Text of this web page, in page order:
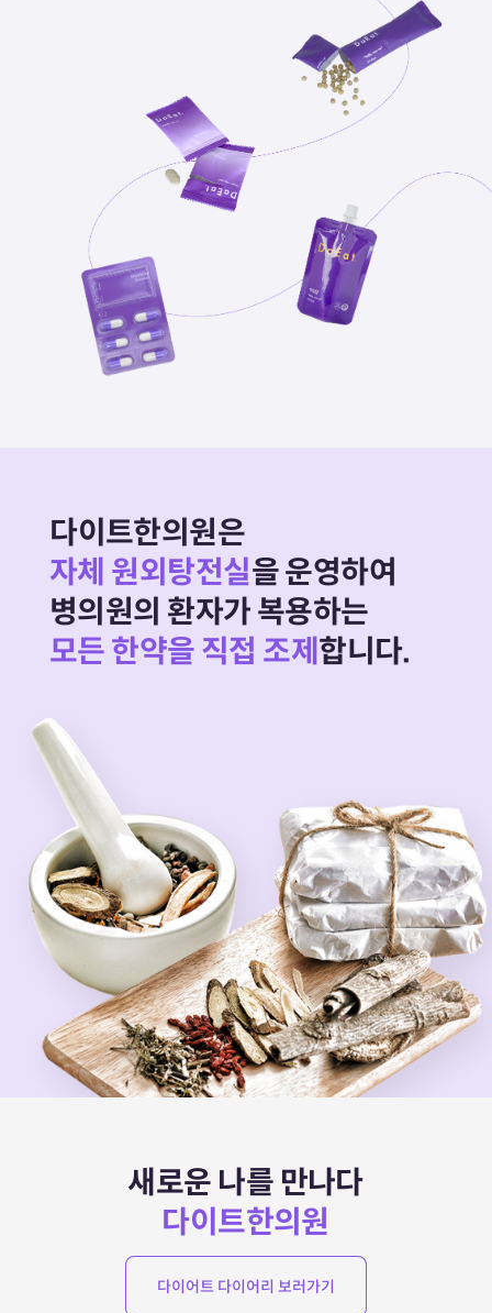
다이트한의원은
자체 원외탕전실을 운영하여
병의원의 환자가 복용하는
모든 한약을 직접 조제 합니다.
새로운 나를 만나다
다이트한의원
다이어트 다이어리 보러가기